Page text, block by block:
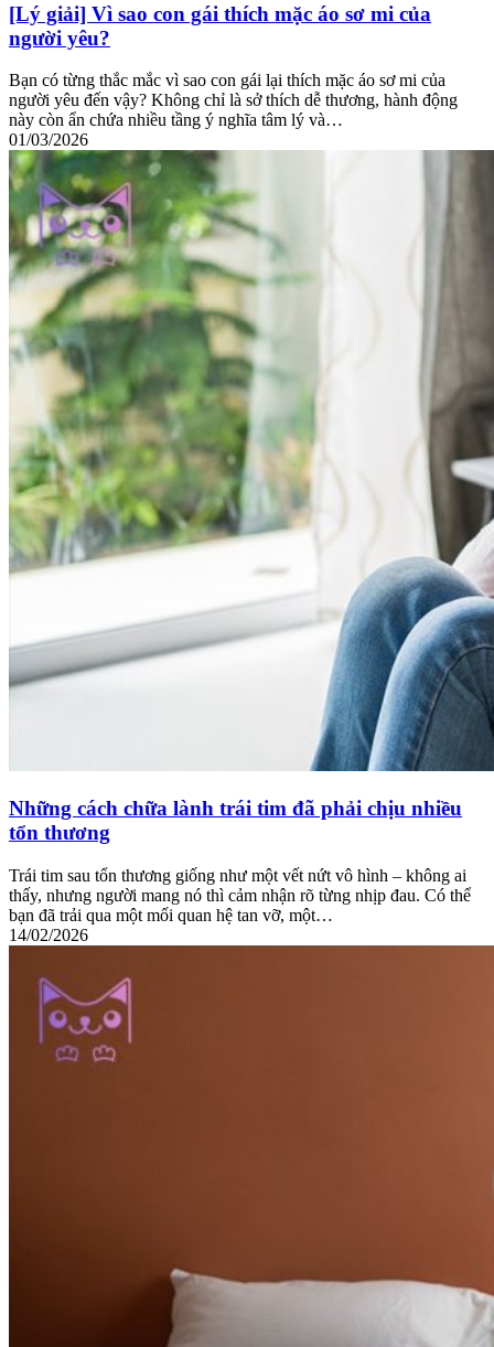
[Lý giải] Vì sao con gái thích mặc áo sơ mi của
người yêu?
Bạn có từng thắc mắc vì sao con gái lại thích mặc áo sơ mi của
người yêu đến vậy? Không chỉ là sở thích dễ thương, hành động
này còn ẩn chứa nhiều tầng ý nghĩa tâm lý và…
01/03/2026
Những cách chữa lành trái tim đã phải chịu nhiều
tổn thương
Trái tim sau tổn thương giống như một vết nứt vô hình – không ai
thấy, nhưng người mang nó thì cảm nhận rõ từng nhịp đau. Có thể
bạn đã trải qua một mối quan hệ tan vỡ, một…
14/02/2026